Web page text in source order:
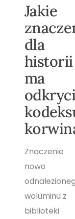
Jakie
dla
historii
ma
Znaczenie
nowo
woluminu z
biblioteki